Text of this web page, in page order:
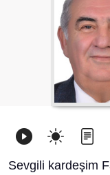
Sevgili kardeşim